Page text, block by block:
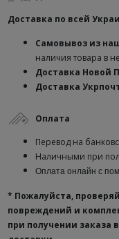
Доставка по всей
Самовывоз из
наличия товара в не
Доставка Новой
Доставка
Оплата
Перевод на
Наличными при
Оплата онлайн с
* Пожалуйста,
повреждений и
при получении заказа